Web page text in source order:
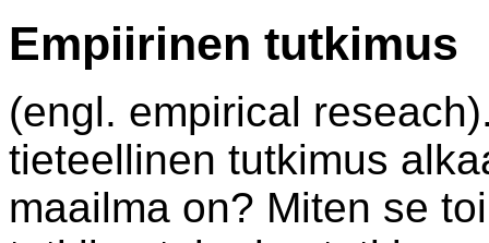
Empiirinen tutkimus
(engl. empirical
tieteellinen tutkimus
maailma on? Miten se